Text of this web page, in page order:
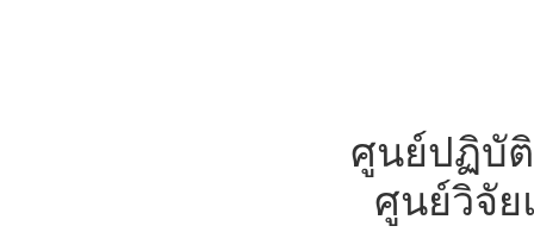
ศูนย์ปฏิบั
ศูนย์วิจัย